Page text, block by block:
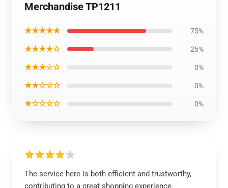
Merchandise TP1211
★★★★★ 75%
★★★★☆ 25%
★★★☆☆ 0%
★★☆☆☆ 0%
★☆☆☆☆ 0%
The service here is both efficient and trustworthy,
contributing to a great shopping experience.